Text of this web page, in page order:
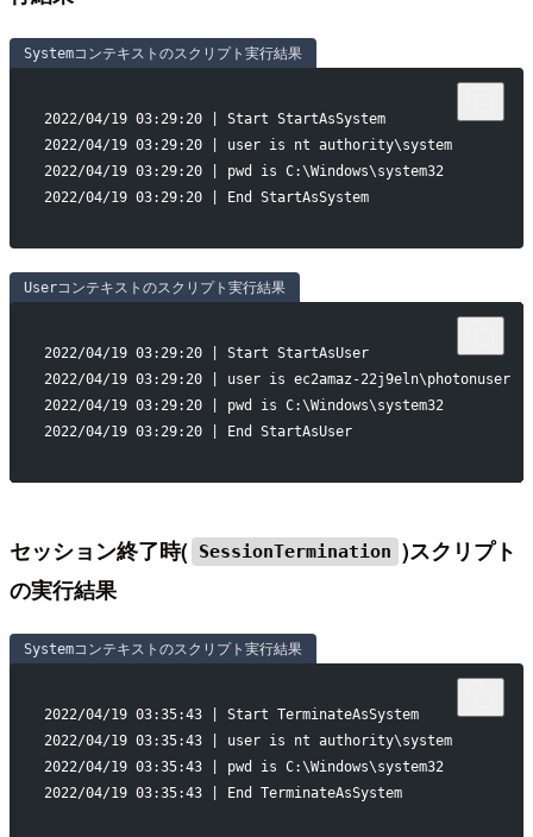
Systemコンテキストのスクリプト実行結果
2022/04/19 03:29:20 | Start StartAsSystem
2022/04/19 03:29:20 | user is nt authority\system
2022/04/19 03:29:20 | pwd is C:\Windows\system32
2022/04/19 03:29:20 | End StartAsSystem
Userコンテキストのスクリプト実行結果
2022/04/19 03:29:20 | Start StartAsUser
2022/04/19 03:29:20 | user is ec2amaz-22j9eln\photonuser
2022/04/19 03:29:20 | pwd is C:\Windows\system32
2022/04/19 03:29:20 | End StartAsUser
セッション終了時( SessionTermination )スクリプト
の実行結果
Systemコンテキストのスクリプト実行結果
2022/04/19 03:35:43 | Start TerminateAsSystem
2022/04/19 03:35:43 | user is nt authority\system
2022/04/19 03:35:43 | pwd is C:\Windows\system32
2022/04/19 03:35:43 | End TerminateAsSystem